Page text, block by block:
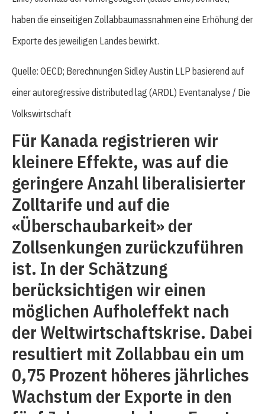
haben die einseitigen Zollabbaumassnahmen eine Erhöhung der
Exporte des jeweiligen Landes bewirkt.
Quelle: OECD; Berechnungen Sidley Austin LLP basierend auf
einer autoregressive distributed lag (ARDL) Eventanalyse / Die
Volkswirtschaft
Für Kanada registrieren wir
kleinere Effekte, was auf die
geringere Anzahl liberalisierter
Zolltarife und auf die
«Überschaubarkeit» der
Zollsenkungen zurückzuführen
ist. In der Schätzung
berücksichtigen wir einen
möglichen Aufholeffekt nach
der Weltwirtschaftskrise. Dabei
resultiert mit Zollabbau ein um
0,75 Prozent höheres jährliches
Wachstum der Exporte in den